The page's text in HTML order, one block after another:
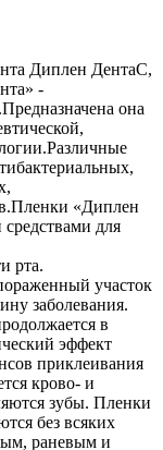
Диплен ДентаС,
-
она
«Диплен
для
рта.
участок
заболевания.
в
эффект
приклеивания
крово- и
зубы. Пленки
без всяких
раневым и